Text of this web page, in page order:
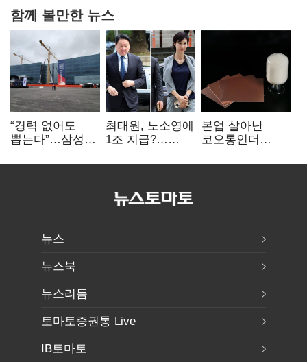
함께 볼만한 뉴스
“경력 없어도
뽑는다”…삼성
반도체 인재
최태원, 노소영에
1조 지급?…
본업 살아난
코오롱인더
배터리 소재로
뉴스
뉴스북
뉴스리듬
토마토증권통 Live
IB토마토